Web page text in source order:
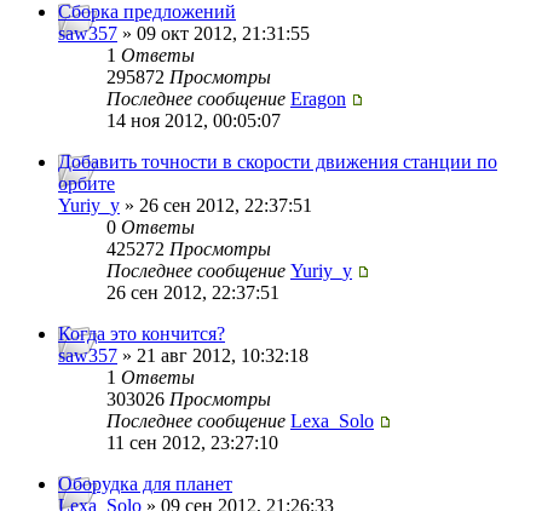
Сборка предложений
saw357 » 09 окт 2012, 21:31:55
1 Ответы
295872 Просмотры
Последнее сообщение Eragon
14 ноя 2012, 00:05:07
Добавить точности в скорости движения станции по
орбите
Yuriy_y » 26 сен 2012, 22:37:51
0 Ответы
425272 Просмотры
Последнее сообщение Yuriy_y
26 сен 2012, 22:37:51
Когда это кончится?
saw357 » 21 авг 2012, 10:32:18
1 Ответы
303026 Просмотры
Последнее сообщение Lexa_Solo
11 сен 2012, 23:27:10
Оборудка для планет
Lexa_Solo » 09 сен 2012, 21:26:33